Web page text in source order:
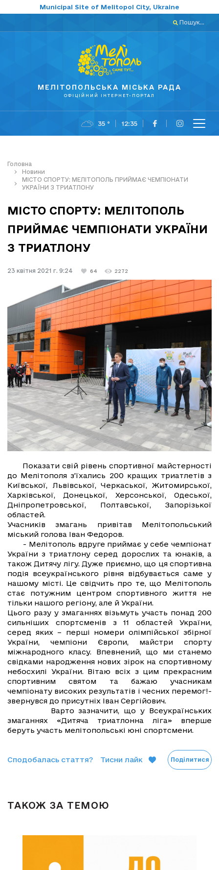
Municipal Site of Melitopol City, Ukraine
Пошук...
МЕЛІТОПОЛЬСЬКА МІСЬКА РАДА
ОФІЦІЙНИЙ ІНТЕРНЕТ-ПОРТАЛ
35 ° 12:35
Головна
Новини
МІСТО СПОРТУ: МЕЛІТОПОЛЬ ПРИЙМАЄ ЧЕМПІОНАТИ
УКРАЇНИ З ТРИАТЛОНУ
МІСТО СПОРТУ: МЕЛІТОПОЛЬ
ПРИЙМАЄ ЧЕМПІОНАТИ УКРАЇНИ
З ТРИАТЛОНУ
23 квітня 2021 г. 9:24 64 2272
Показати свій рівень спортивної майстерності
до Мелітополя з’їхались 200 кращих триатлетів з
Київської, Львівської, Черкаської, Житомирської,
Харківської, Донецької, Херсонської, Одеської,
Дніпропетровської, Полтавської, Запорізької
областей.
Учасників змагань привітав Мелітопольський
міський голова Іван Федоров.
- Мелітополь вдруге приймає у себе чемпіонат
України з триатлону серед дорослих та юнаків, а
також Дитячу лігу. Дуже приємно, що ця спортивна
подія всеукраїнського рівня відбувається саме у
нашому місті. Це свідчить про те, що Мелітополь
стає потужним центром спортивного життя не
тільки нашого регіону, але й України.
Цього разу у змаганнях візьмуть участь понад 200
сильніших спортсменів з 11 областей України,
серед яких – перші номери олімпійської збірної
України, чемпіони Європи, майстри спорту
міжнародного класу. Впевнений, що ми станемо
свідками народження нових зірок на спортивному
небосхилі України. Вітаю всіх з цим прекрасним
спортивним святом та бажаю учасникам
чемпіонату високих результатів і чесних перемог!-
звернувся до присутніх Іван Сергійович.
Варто зазначити, що у Всеукраїнських
змаганнях «Дитяча триатлонна ліга» вперше
беруть участь мелітопольські юні спортсмени.
Сподобалась стаття? Тисни лайк Поділитися
ТАКОЖ ЗА ТЕМОЮ